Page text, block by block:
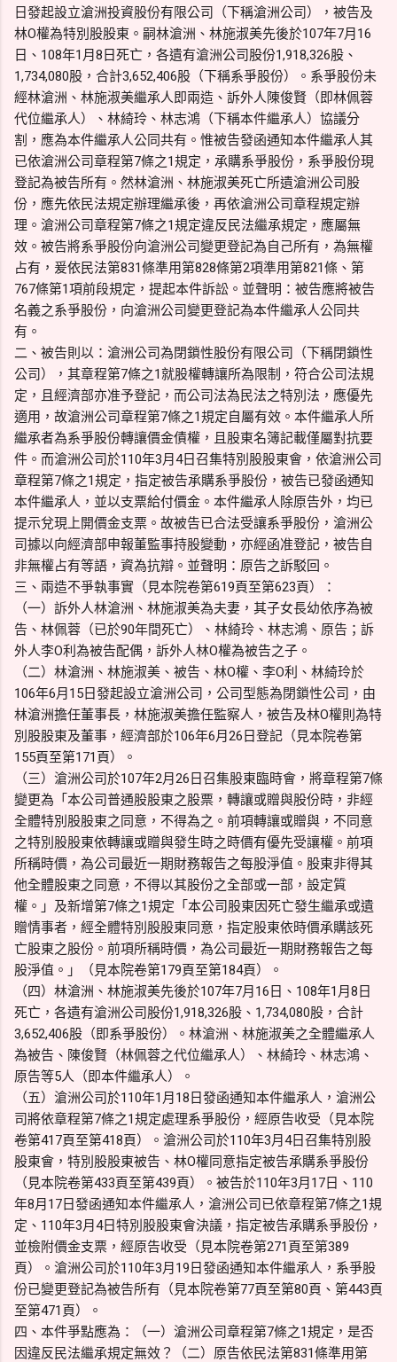
日發起設立滄洲投資股份有限公司（下稱滄洲公司），被告及
林O權為特別股股東。嗣林滄洲、林施淑美先後於107年7月16
日、108年1月8日死亡，各遺有滄洲公司股份1,918,326股、
1,734,080股，合計3,652,406股（下稱系爭股份）。系爭股份未
經林滄洲、林施淑美繼承人即兩造、訴外人陳俊賢（即林佩蓉
代位繼承人）、林綺玲、林志鴻（下稱本件繼承人）協議分
割，應為本件繼承人公同共有。惟被告發函通知本件繼承人其
已依滄洲公司章程第7條之1規定，承購系爭股份，系爭股份現
登記為被告所有。然林滄洲、林施淑美死亡所遺滄洲公司股
份，應先依民法規定辦理繼承後，再依滄洲公司章程規定辦
理。滄洲公司章程第7條之1規定違反民法繼承規定，應屬無
效。被告將系爭股份向滄洲公司變更登記為自己所有，為無權
占有，爰依民法第831條準用第828條第2項準用第821條、第
767條第1項前段規定，提起本件訴訟。並聲明：被告應將被告
名義之系爭股份，向滄洲公司變更登記為本件繼承人公同共
有。
二、被告則以：滄洲公司為閉鎖性股份有限公司（下稱閉鎖性
公司），其章程第7條之1就股權轉讓所為限制，符合公司法規
定，且經濟部亦准予登記，而公司法為民法之特別法，應優先
適用，故滄洲公司章程第7條之1規定自屬有效。本件繼承人所
繼承者為系爭股份轉讓價金債權，且股東名簿記載僅屬對抗要
件。而滄洲公司於110年3月4日召集特別股股東會，依滄洲公司
章程第7條之1規定，指定被告承購系爭股份，被告已發函通知
本件繼承人，並以支票給付價金。本件繼承人除原告外，均已
提示兌現上開價金支票。故被告已合法受讓系爭股份，滄洲公
司據以向經濟部申報董監事持股變動，亦經函准登記，被告自
非無權占有等語，資為抗辯。並聲明：原告之訴駁回。
三、兩造不爭執事實（見本院卷第619頁至第623頁）：
（一）訴外人林滄洲、林施淑美為夫妻，其子女長幼依序為被
告、林佩蓉（已於90年間死亡）、林綺玲、林志鴻、原告；訴
外人李O利為被告配偶，訴外人林O權為被告之子。
（二）林滄洲、林施淑美、被告、林O權、李O利、林綺玲於
106年6月15日發起設立滄洲公司，公司型態為閉鎖性公司，由
林滄洲擔任董事長，林施淑美擔任監察人，被告及林O權則為特
別股股東及董事，經濟部於106年6月26日登記（見本院卷第
155頁至第171頁）。
（三）滄洲公司於107年2月26日召集股東臨時會，將章程第7條
變更為「本公司普通股股東之股票，轉讓或贈與股份時，非經
全體特別股股東之同意，不得為之。前項轉讓或贈與，不同意
之特別股股東依轉讓或贈與發生時之時價有優先受讓權。前項
所稱時價，為公司最近一期財務報告之每股淨值。股東非得其
他全體股東之同意，不得以其股份之全部或一部，設定質
權。」及新增第7條之1規定「本公司股東因死亡發生繼承或遺
贈情事者，經全體特別股股東同意，指定股東依時價承購該死
亡股東之股份。前項所稱時價，為公司最近一期財務報告之每
股淨值。」（見本院卷第179頁至第184頁）。
（四）林滄洲、林施淑美先後於107年7月16日、108年1月8日
死亡，各遺有滄洲公司股份1,918,326股、1,734,080股，合計
3,652,406股（即系爭股份）。林滄洲、林施淑美之全體繼承人
為被告、陳俊賢（林佩蓉之代位繼承人）、林綺玲、林志鴻、
原告等5人（即本件繼承人）。
（五）滄洲公司於110年1月18日發函通知本件繼承人，滄洲公
司將依章程第7條之1規定處理系爭股份，經原告收受（見本院
卷第417頁至第418頁）。滄洲公司於110年3月4日召集特別股
股東會，特別股股東被告、林O權同意指定被告承購系爭股份
（見本院卷第433頁至第439頁）。被告於110年3月17日、110
年8月17日發函通知本件繼承人，滄洲公司已依章程第7條之1規
定、110年3月4日特別股股東會決議，指定被告承購系爭股份，
並檢附價金支票，經原告收受（見本院卷第271頁至第389
頁）。滄洲公司於110年3月19日發函通知本件繼承人，系爭股
份已變更登記為被告所有（見本院卷第77頁至第80頁、第443頁
至第471頁）。
四、本件爭點應為：（一）滄洲公司章程第7條之1規定，是否
因違反民法繼承規定無效？（二）原告依民法第831條準用第